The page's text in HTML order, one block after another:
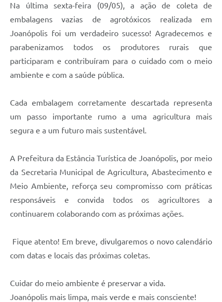
Na última sexta-feira (09/05), a ação de coleta de
embalagens vazias de agrotóxicos realizada em
Joanópolis foi um verdadeiro sucesso! Agradecemos e
parabenizamos todos os produtores rurais que
participaram e contribuíram para o cuidado com o meio
ambiente e com a saúde pública.
Cada embalagem corretamente descartada representa
um passo importante rumo a uma agricultura mais
segura e a um futuro mais sustentável.
A Prefeitura da Estância Turística de Joanópolis, por meio
da Secretaria Municipal de Agricultura, Abastecimento e
Meio Ambiente, reforça seu compromisso com práticas
responsáveis e convida todos os agricultores a
continuarem colaborando com as próximas ações.
Fique atento! Em breve, divulgaremos o novo calendário
com datas e locais das próximas coletas.
Cuidar do meio ambiente é preservar a vida.
Joanópolis mais limpa, mais verde e mais consciente!